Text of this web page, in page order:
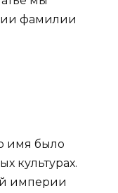
фамилии
имя было
культурах.
империи